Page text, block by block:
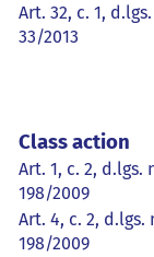
Art. 32, c. 1, d.lgs.
33/2013
Class action
Art. 1, c. 2, d.lgs.
198/2009
Art. 4, c. 2, d.lgs.
198/2009